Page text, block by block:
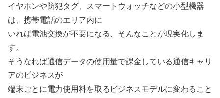
イヤホンや防犯タグ、スマートウォッチなどの小型機器
は、携帯電話のエリア内に
いれば電池交換が不要になる、そんなことが現実化しま
す。
そうなれば通信データの使用量で課金している通信キャリ
アのビジネスが
端末ごとに電力使用料を取るビジネスモデルに変わること